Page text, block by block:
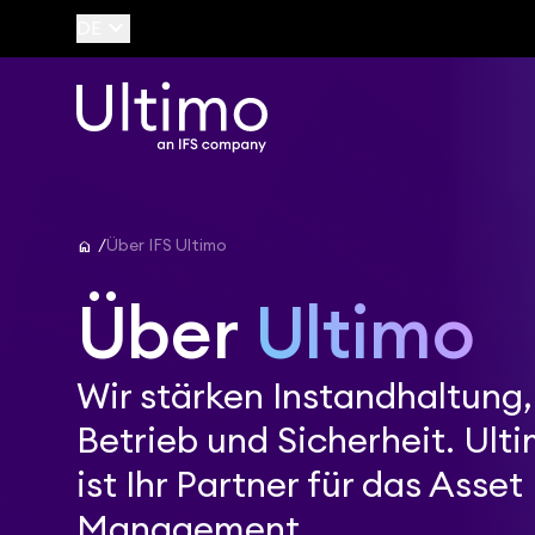
home Über IFS Ultimo
Über Ultimo
Wir stärken Instandhaltung,
Betrieb und Sicherheit.
ist Ihr Partner für das Asset